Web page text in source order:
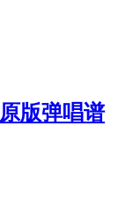
版弹唱谱